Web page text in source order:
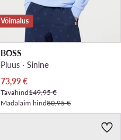
Võimalus
BOSS
Pluus · Sinine
Praegune hind
73,99€
Tavahind149,95 €
Madalaim hind80,95 €